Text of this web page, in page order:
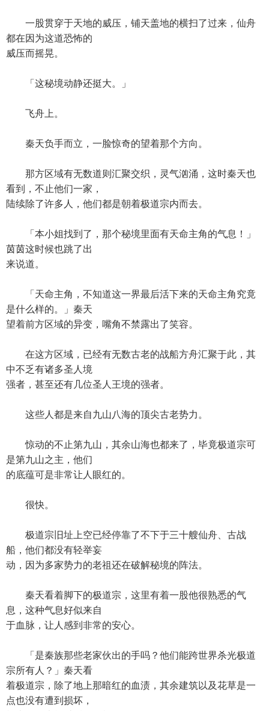
一股贯穿于天地的威压，铺天盖地的横扫了过来，仙舟
都在因为这道恐怖的
威压而摇晃。
「这秘境动静还挺大。」
飞舟上。
秦天负手而立，一脸惊奇的望着那个方向。
那方区域有无数道则汇聚交织，灵气汹涌，这时秦天也
看到，不止他们一家，
陆续除了许多人，他们都是朝着极道宗内而去。
「本小姐找到了，那个秘境里面有天命主角的气息！」
茵茵这时候也跳了出
来说道。
「天命主角，不知道这一界最后活下来的天命主角究竟
是什么样的。」秦天
望着前方区域的异变，嘴角不禁露出了笑容。
在这方区域，已经有无数古老的战船方舟汇聚于此，其
中不乏有诸多圣人境
强者，甚至还有几位圣人王境的强者。
这些人都是来自九山八海的顶尖古老势力。
惊动的不止第九山，其余山海也都来了，毕竟极道宗可
是第九山之主，他们
的底蕴可是非常让人眼红的。
很快。
极道宗旧址上空已经停靠了不下于三十艘仙舟、古战
船，他们都没有轻举妄
动，因为多家势力的老祖还在破解秘境的阵法。
秦天看着脚下的极道宗，这里有着一股他很熟悉的气
息，这种气息好似来自
于血脉，让人感到非常的安心。
「是秦族那些老家伙出的手吗？他们能跨世界杀光极道
宗所有人？」秦天看
着极道宗，除了地上那暗红的血渍，其余建筑以及花草是一
点也没有遭到损坏，